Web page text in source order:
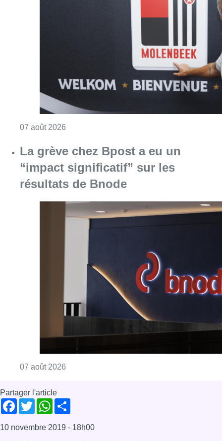
07 août 2026
La grève chez Bpost a eu un
“impact significatif” sur les
résultats de Bnode
07 août 2026
Partager l'article
Facebook
TwitterWhatsApp
10 novembre 2019 - 18h00